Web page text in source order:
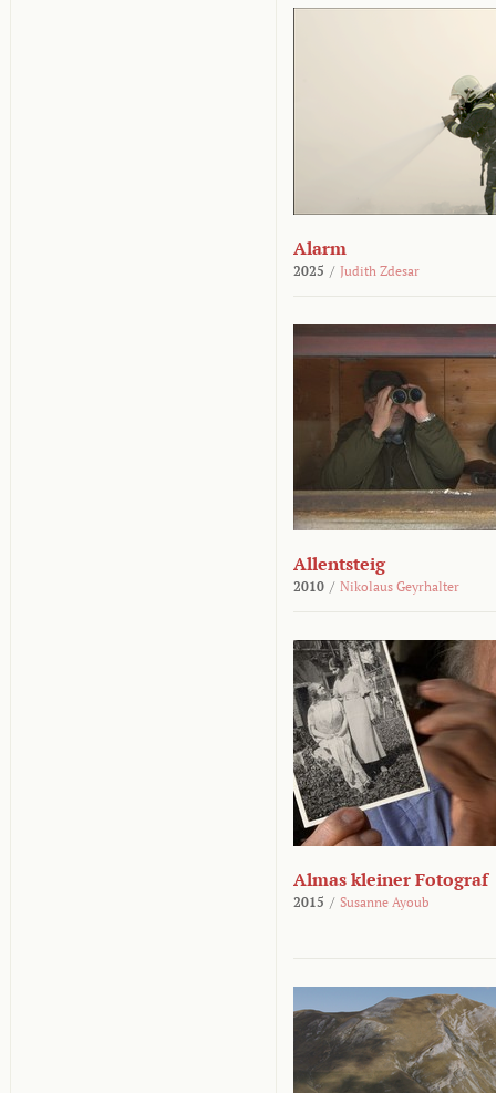
Alarm
2025 / Judith Zdesar
Allentsteig
2010 / Nikolaus Geyrhalter
Almas kleiner Fotograf
2015 / Susanne Ayoub